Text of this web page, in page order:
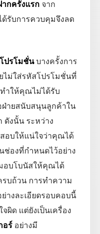
กครั้งแรก จาก
รับการควบคุมจึงลด
ปรโมชั่นบางครั้งการ
ไม่ใส่รหัสโปรโมชั่นที่
ำให้คุณไม่ได้รับ
ายสนับสนุนลูกค้าใน
ดังนั้น ระหว่าง
อบให้แน่ใจว่าคุณได้
ช่องที่กำหนดไว้อย่าง
อบโบนัสให้คุณได้
รบถ้วน การทำความ
ย่างละเอียดรอบคอบนี้
ผิด แต่ยังเป็นเครื่อง
อร์ อย่างมี